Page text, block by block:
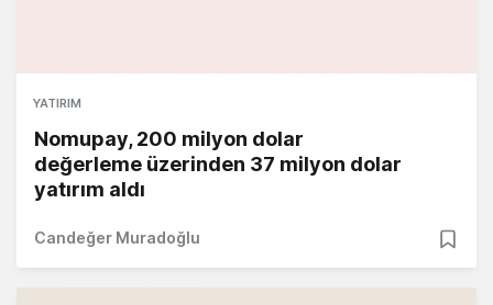
YATIRIM
Nomupay, 200 milyon dolar
değerleme üzerinden 37 milyon dolar
yatırım aldı
Candeğer Muradoğlu